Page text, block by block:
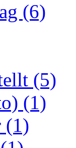
(6)
(5)
(1)
(1)